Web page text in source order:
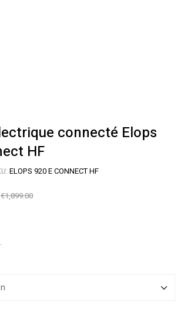
connecté Elops
HF
ELOPS 920 E CONNECT HF
€1,899.00